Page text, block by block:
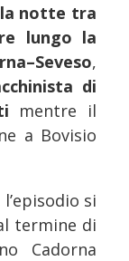
notte tra
lungo la
,
di
mentre il
a Bovisio
si
termine di
Cadorna